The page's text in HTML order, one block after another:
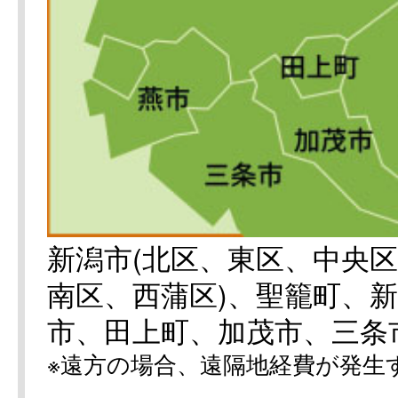
新潟市(北区、東区、中央
南区、西蒲区)、聖籠町、
市、田上町、加茂市、三
※遠方の場合、遠隔地経費が発